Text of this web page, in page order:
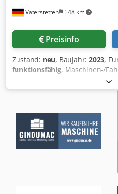
Vaterstetten 348 km
Preisinfo
Zustand: neu, Baujahr: 2023,
funktionsfähig, Maschinen-/
,
Hubvolumen:135 cm³,
,
Öffnungshub:
750 mm,
Gesamtlänge:
4.750 mm,
Gesamthöhe:
1.820 mm,
Heizleistung:8,9 kW (12,10 PS)
,
bieten Ihnen hier unsere